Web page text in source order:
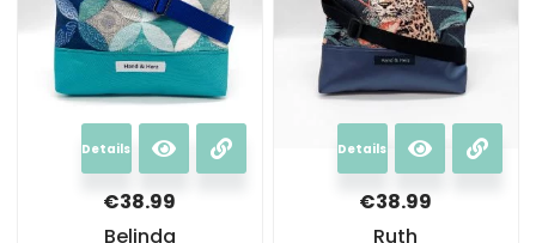
Details
€38.99
Belinda
Details
€38.99
Ruth